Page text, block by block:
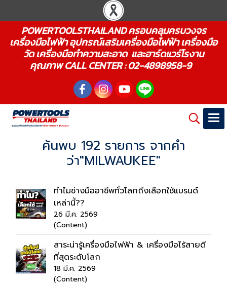
POWERTOOLSTHAILAND ครอบคลุมครบวงจร
เครื่องมือไฟฟ้า อุปกรณ์เสริมเครื่องมือไฟฟ้า เครื่องมือ
วัด เครื่องมือทำความสะอาด และฮาร์ดแวร์โรงาน
คุณภาพ CALL CENTER : 02-4898958-9
ค้นพบ 192 รายการ จากคำ
ว่า"MILWAUKEE"
ทำไมช่างมืออาชีพทั่วโลกถึงเลือกใช้แบรนด์
เหล่านี้??
26 มี.ค. 2569
(Content)
สาระน่ารู้เครื่องมือไฟฟ้า & เครื่องมือไร้สายดี
ที่สุดระดับโลก
18 มี.ค. 2569
(Content)